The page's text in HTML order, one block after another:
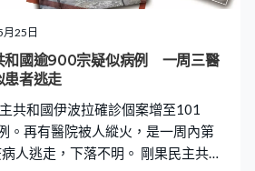
25日
和國逾900宗疑似病例 一周三醫
患者逃走
共和國伊波拉確診個案增至101
。再有醫院被人縱火，是一周內第
人逃走，下落不明。 剛果民主共和